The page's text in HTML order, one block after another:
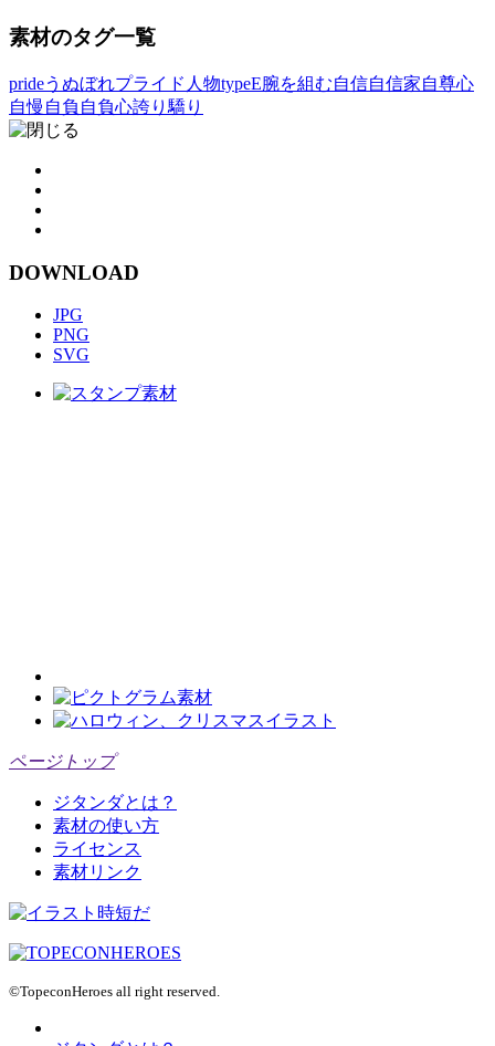
素材のタグ一覧
prideうぬぼれプライド 人物typeE腕を組む自信自信家自尊心
自慢 自負 自負心誇り 驕り
DOWNLOAD
JPG
PNG
SVG
ページトップ
ジタンダとは？
素材の使い方
ライセンス
素材リンク
©TopeconHeroes all right reserved.